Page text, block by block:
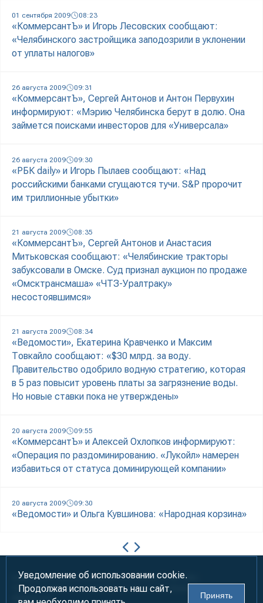
01 сентября 2009 08:23
«КоммерсантЪ» и Игорь Лесовских сообщают:
«Челябинского застройщика заподозрили в уклонении
от уплаты налогов»
26 августа 2009 09:31
«КоммерсантЪ», Сергей Антонов и Антон Первухин
информируют: «Мэрию Челябинска берут в долю. Она
займется поисками инвесторов для «Универсала»
26 августа 2009 09:30
«РБК daily» и Игорь Пылаев сообщают: «Над
российскими банками сгущаются тучи. S&P пророчит
им триллионные убытки»
21 августа 2009 08:35
«КоммерсантЪ», Сергей Антонов и Анастасия
Митьковская сообщают: «Челябинские тракторы
забуксовали в Омске. Суд признал аукцион по продаже
«Омсктрансмаша» «ЧТЗ-Уралтраку»
несостоявшимся»
21 августа 2009 08:34
«Ведомости», Екатерина Кравченко и Максим
Товкайло сообщают: «$30 млрд. за воду.
Правительство одобрило водную стратегию, которая
в 5 раз повысит уровень платы за загрязнение воды.
Но новые ставки пока не утверждены»
20 августа 2009 09:55
«КоммерсантЪ» и Алексей Охлопков информируют:
«Операция по раздоминированию. «Лукойл» намерен
избавиться от статуса доминирующей компании»
20 августа 2009 09:30
«Ведомости» и Ольга Кувшинова: «Народная корзина»
Информация предназначена для лиц старше 18 лет (18+)
При использовании материалов ссылка на «УралБизнесКонсалтинг»
Уведомление об использовании cookie.
Продолжая использовать наш сайт,
Принять